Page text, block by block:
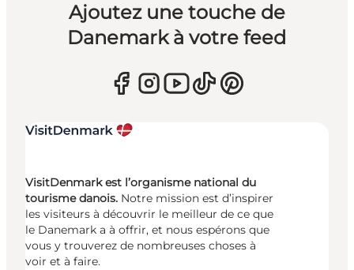
Ajoutez une touche de
Danemark à votre feed
VisitDenmark est l’organisme national du
tourisme danois. Notre mission est d’inspirer
les visiteurs à découvrir le meilleur de ce que
le Danemark a à offrir, et nous espérons que
vous y trouverez de nombreuses choses à
voir et à faire.